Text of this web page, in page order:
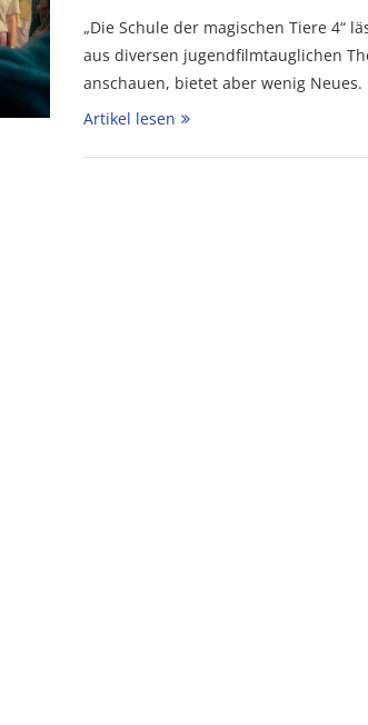
„Die Schule der magischen Tiere 4“
aus diversen jugendfilmtauglichen
anschauen, bietet aber wenig Neues.
Artikel lesen